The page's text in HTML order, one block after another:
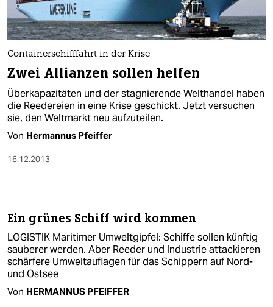
Containerschifffahrt in der Krise
Zwei Allianzen sollen helfen
Überkapazitäten und der stagnierende Welthandel haben
die Reedereien in eine Krise geschickt. Jetzt versuchen
sie, den Weltmarkt neu aufzuteilen.
Von Hermannus Pfeiffer
16.12.2013
Ein grünes Schiff wird kommen
LOGISTIK Maritimer Umweltgipfel: Schiffe sollen künftig
sauberer werden. Aber Reeder und Industrie attackieren
schärfere Umweltauflagen für das Schippern auf Nord-
und Ostsee
Von HERMANNUS PFEIFFER